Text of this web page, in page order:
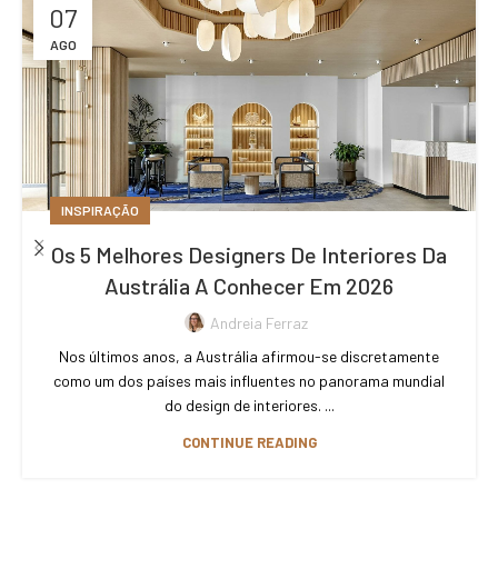
07
AGO
INSPIRAÇÃO
Os 5 Melhores Designers De Interiores Da
Austrália A Conhecer Em 2026
Andreia Ferraz
Nos últimos anos, a Austrália afirmou-se discretamente
como um dos países mais influentes no panorama mundial
do design de interiores. ...
CONTINUE READING